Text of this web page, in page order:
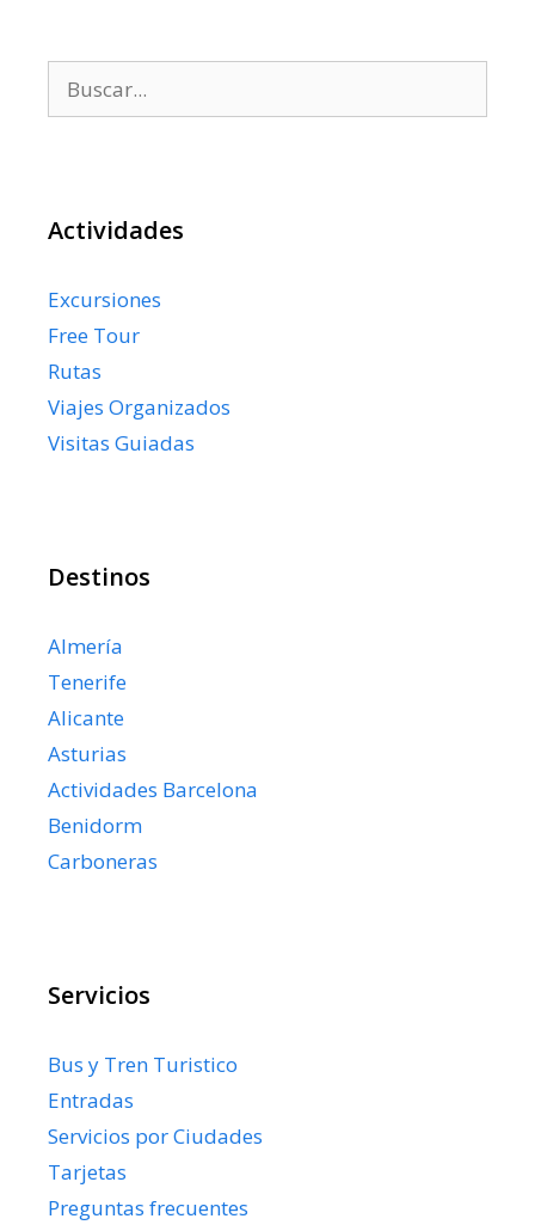
Actividades
Excursiones
Free Tour
Rutas
Viajes Organizados
Visitas Guiadas
Destinos
Almería
Tenerife
Alicante
Asturias
Actividades Barcelona
Benidorm
Carboneras
Servicios
Bus y Tren Turistico
Entradas
Servicios por Ciudades
Tarjetas
Preguntas frecuentes